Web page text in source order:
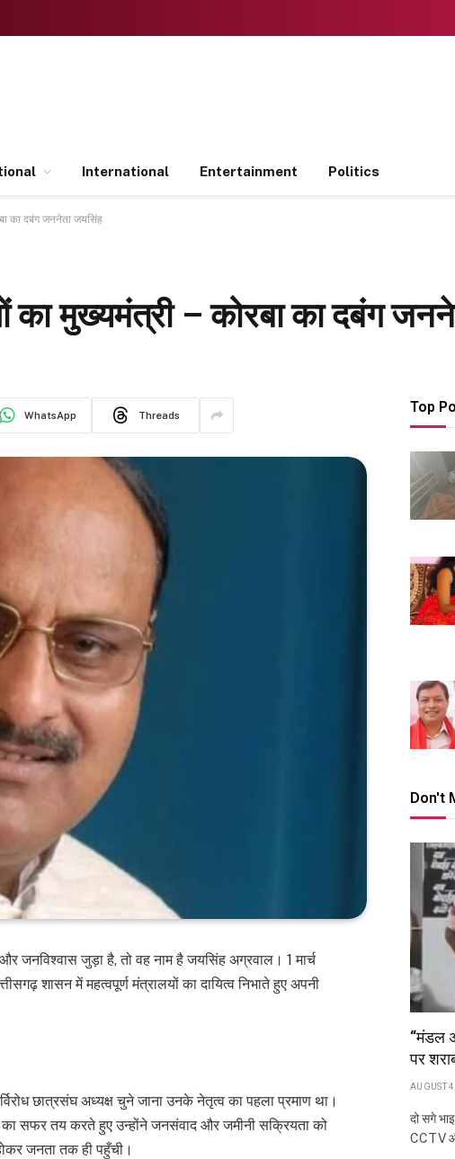
International Entertainment Politics
का दबंग जननेता जयसिंह
का मुख्यमंत्री – कोरबा का दबंग
WhatsApp Threads
जनविश्वास जुड़ा है, तो वह नाम है जयसिंह अग्रवाल। 1 मार्च
शासन में महत्वपूर्ण मंत्रालयों का दायित्व निभाते हुए अपनी
छात्रसंघ अध्यक्ष चुने जाना उनके नेतृत्व का पहला प्रमाण था।
सफर तय करते हुए उन्होंने जनसंवाद और जमीनी सक्रियता को
जनता तक ही पहुँची।
Top
Don't
“मंडल
पर
AUGUST
दो सगे
CCTV